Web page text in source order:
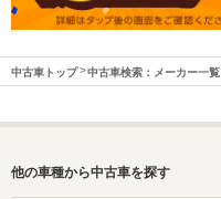
中古車トップ 中古車検索：メーカー一覧
他の車種から中古車を探す